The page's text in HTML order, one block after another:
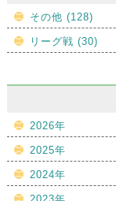
その他 (128)
リーグ戦 (30)
2026年
2025年
2024年